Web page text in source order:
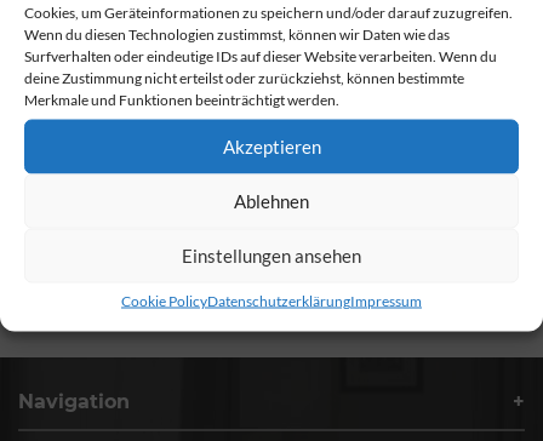
Cookies, um Geräteinformationen zu speichern und/oder darauf zuzugreifen.
Wenn du diesen Technologien zustimmst, können wir Daten wie das
Surfverhalten oder eindeutige IDs auf dieser Website verarbeiten. Wenn du
deine Zustimmung nicht erteilst oder zurückziehst, können bestimmte
Merkmale und Funktionen beeinträchtigt werden.
Akzeptieren
Ablehnen
Einstellungen ansehen
Cookie PolicyDatenschutzerklärungImpressum
TISCHRESERVIERUNG
GUTSCHEINE
Navigation